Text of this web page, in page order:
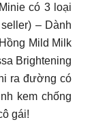
có 3 loại
– Dành
Mild Milk
Brightening
ra đường có
kem chống
gái!